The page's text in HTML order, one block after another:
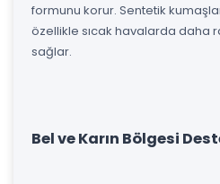
formunu korur. Sentetik
özellikle sıcak havalarda daha
sağlar.
Bel ve Karın Bölgesi